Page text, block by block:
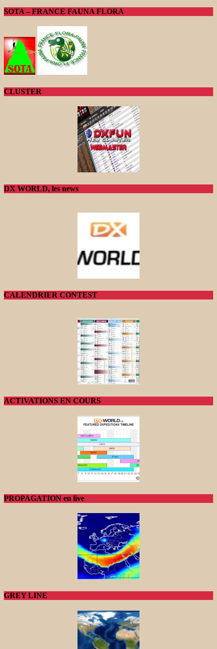
SOTA – FRANCE FAUNA FLORA
CLUSTER
DX WORLD, les news
CALENDRIER CONTEST
ACTIVATIONS EN COURS
PROPAGATION en live
GREY LINE